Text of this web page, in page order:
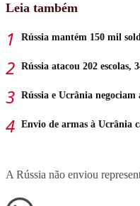
Leia também
Rússia mantém 150 mil
Rússia atacou 202 escolas,
Rússia e Ucrânia negociam
Envio de armas à Ucrânia
A Rússia não enviou